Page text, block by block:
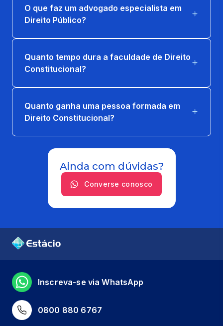
36 horas
TRIBUTOS EM ESPÉCIE
36 horas
O que faz um advogado especialista em
Direito Público?
Quanto tempo dura a faculdade de Direito
Constitucional?
Quanto ganha uma pessoa formada em
Direito Constitucional?
Ainda com dúvidas?
Converse conosco
0800 880 6767
Inscreva-se via WhatsApp